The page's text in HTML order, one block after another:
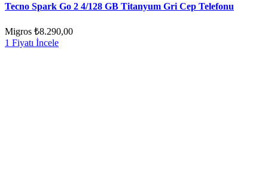
Tecno Spark Go 2 4/128 GB Titanyum Gri Cep Telefonu
Migros ₺8.290,00
1 Fiyatı İncele